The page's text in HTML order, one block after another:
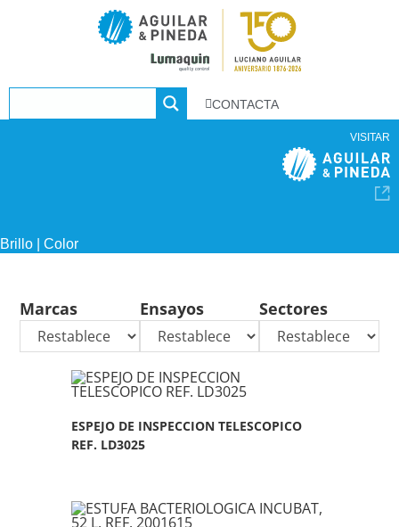
CONTACTA
VISITAR
Brillo | Color
Marcas Ensayos Sectores
ESPEJO DE INSPECCION TELESCOPICO
REF. LD3025